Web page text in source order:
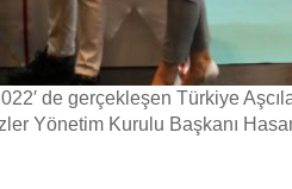
de gerçekleşen Türkiye
Yönetim Kurulu Başkanı